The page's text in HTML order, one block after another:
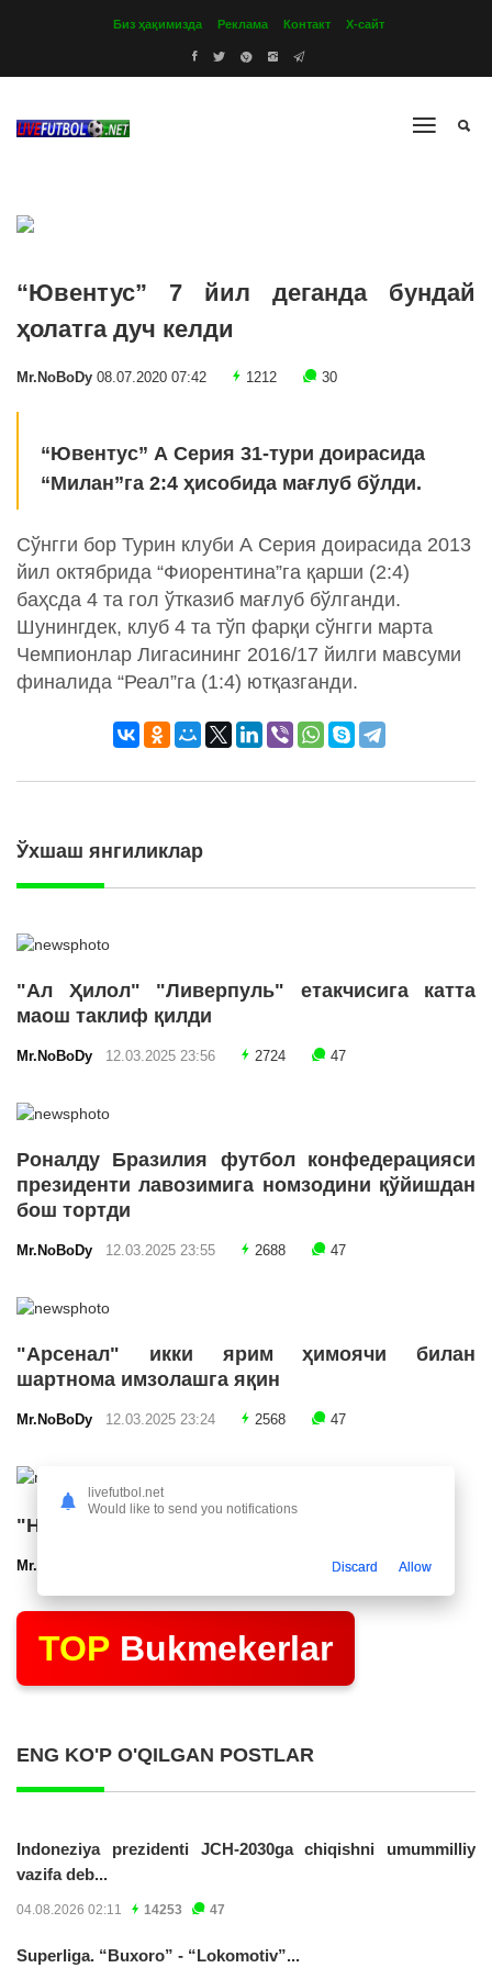
Биз ҳақимизда Реклама Контакт Х-сайт
“Ювентус” 7 йил деганда бундай
ҳолатга дуч келди
Mr.NoBoDy 08.07.2020 07:42 1212 30
“Ювентус” А Cерия 31-тури доирасида
“Милан”га 2:4 ҳисобида мағлуб бўлди.
Сўнгги бор Турин клуби А Cерия доирасида 2013
йил октябрида “Фиорентина”га қарши (2:4)
баҳсда 4 та гол ўтказиб мағлуб бўлганди.
Шунингдек, клуб 4 та тўп фарқи сўнгги марта
Чемпионлар Лигасининг 2016/17 йилги мавсуми
финалида “Реал”га (1:4) ютқазганди.
Ўхшаш янгиликлар
"Ал Ҳилол" "Ливерпуль" етакчисига катта
маош таклиф қилди
Mr.NoBoDy 12.03.2025 23:56 2724 47
Роналду Бразилия футбол конфедерацияси
президенти лавозимига номзодини қўйишдан
бош тортди
Mr.NoBoDy 12.03.2025 23:55 2688 47
"Арсенал" икки ярим ҳимоячи билан
шартнома имзолашга яқин
Mr.NoBoDy 12.03.2025 23:24 2568 47
"Нефтчи" тақдимот маросими ўтказди
Mr.NoBoDy 47
TOP Bukmekerlar
ENG KO'P O'QILGAN POSTLAR
Indoneziya prezidenti JCH-2030ga chiqishni umummilliy
vazifa deb...
04.08.2026 02:11 14253 47
Superliga. “Buxoro” - “Lokomotiv”...
livefutbol.net
Would like to send you notifications
Discard Allow